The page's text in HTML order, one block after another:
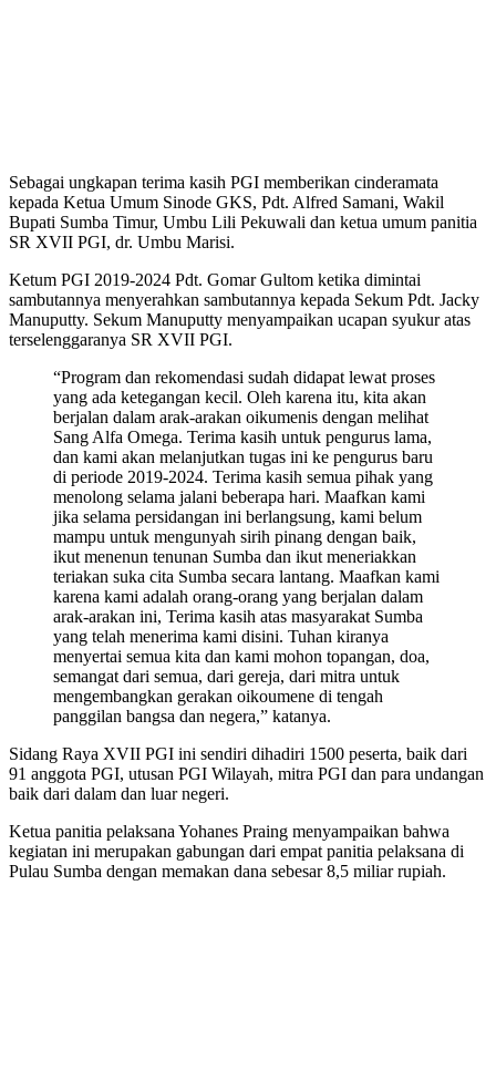
Sebagai ungkapan terima kasih PGI memberikan cinderamata
kepada Ketua Umum Sinode GKS, Pdt. Alfred Samani, Wakil
Bupati Sumba Timur, Umbu Lili Pekuwali dan ketua umum panitia
SR XVII PGI, dr. Umbu Marisi.
Ketum PGI 2019-2024 Pdt. Gomar Gultom ketika dimintai
sambutannya menyerahkan sambutannya kepada Sekum Pdt. Jacky
Manuputty. Sekum Manuputty menyampaikan ucapan syukur atas
terselenggaranya SR XVII PGI.
“Program dan rekomendasi sudah didapat lewat proses
yang ada ketegangan kecil. Oleh karena itu, kita akan
berjalan dalam arak-arakan oikumenis dengan melihat
Sang Alfa Omega. Terima kasih untuk pengurus lama,
dan kami akan melanjutkan tugas ini ke pengurus baru
di periode 2019-2024. Terima kasih semua pihak yang
menolong selama jalani beberapa hari. Maafkan kami
jika selama persidangan ini berlangsung, kami belum
mampu untuk mengunyah sirih pinang dengan baik,
ikut menenun tenunan Sumba dan ikut meneriakkan
teriakan suka cita Sumba secara lantang. Maafkan kami
karena kami adalah orang-orang yang berjalan dalam
arak-arakan ini, Terima kasih atas masyarakat Sumba
yang telah menerima kami disini. Tuhan kiranya
menyertai semua kita dan kami mohon topangan, doa,
semangat dari semua, dari gereja, dari mitra untuk
mengembangkan gerakan oikoumene di tengah
panggilan bangsa dan negera,” katanya.
Sidang Raya XVII PGI ini sendiri dihadiri 1500 peserta, baik dari
91 anggota PGI, utusan PGI Wilayah, mitra PGI dan para undangan
baik dari dalam dan luar negeri.
Ketua panitia pelaksana Yohanes Praing menyampaikan bahwa
kegiatan ini merupakan gabungan dari empat panitia pelaksana di
Pulau Sumba dengan memakan dana sebesar 8,5 miliar rupiah.